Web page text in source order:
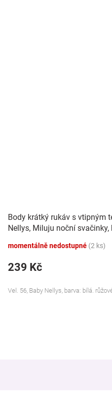
Body krátký rukáv s vtipným
Nellys, Miluju noční svačinky,
momentálně nedostupné (2 ks)
239 Kč
Vel. 56, Baby Nellys, barva: bílá.